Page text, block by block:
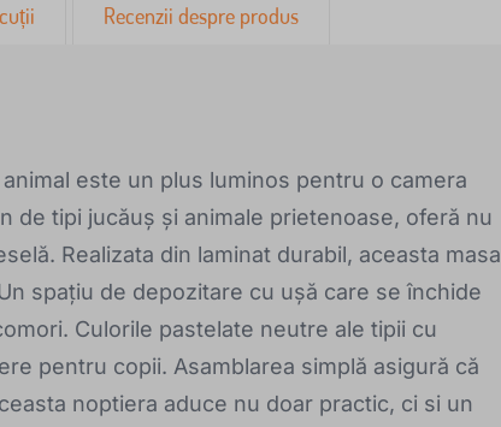
Recenzii despre produs
este un plus luminos pentru o camera
de tipi jucăuș și animale prietenoase, oferă nu
Realizata din laminat durabil, aceasta masa
spațiu de depozitare cu ușă care se închide
Culorile pastelate neutre ale tipii cu
pentru copii. Asamblarea simplă asigură că
noptiera aduce nu doar practic, ci si un